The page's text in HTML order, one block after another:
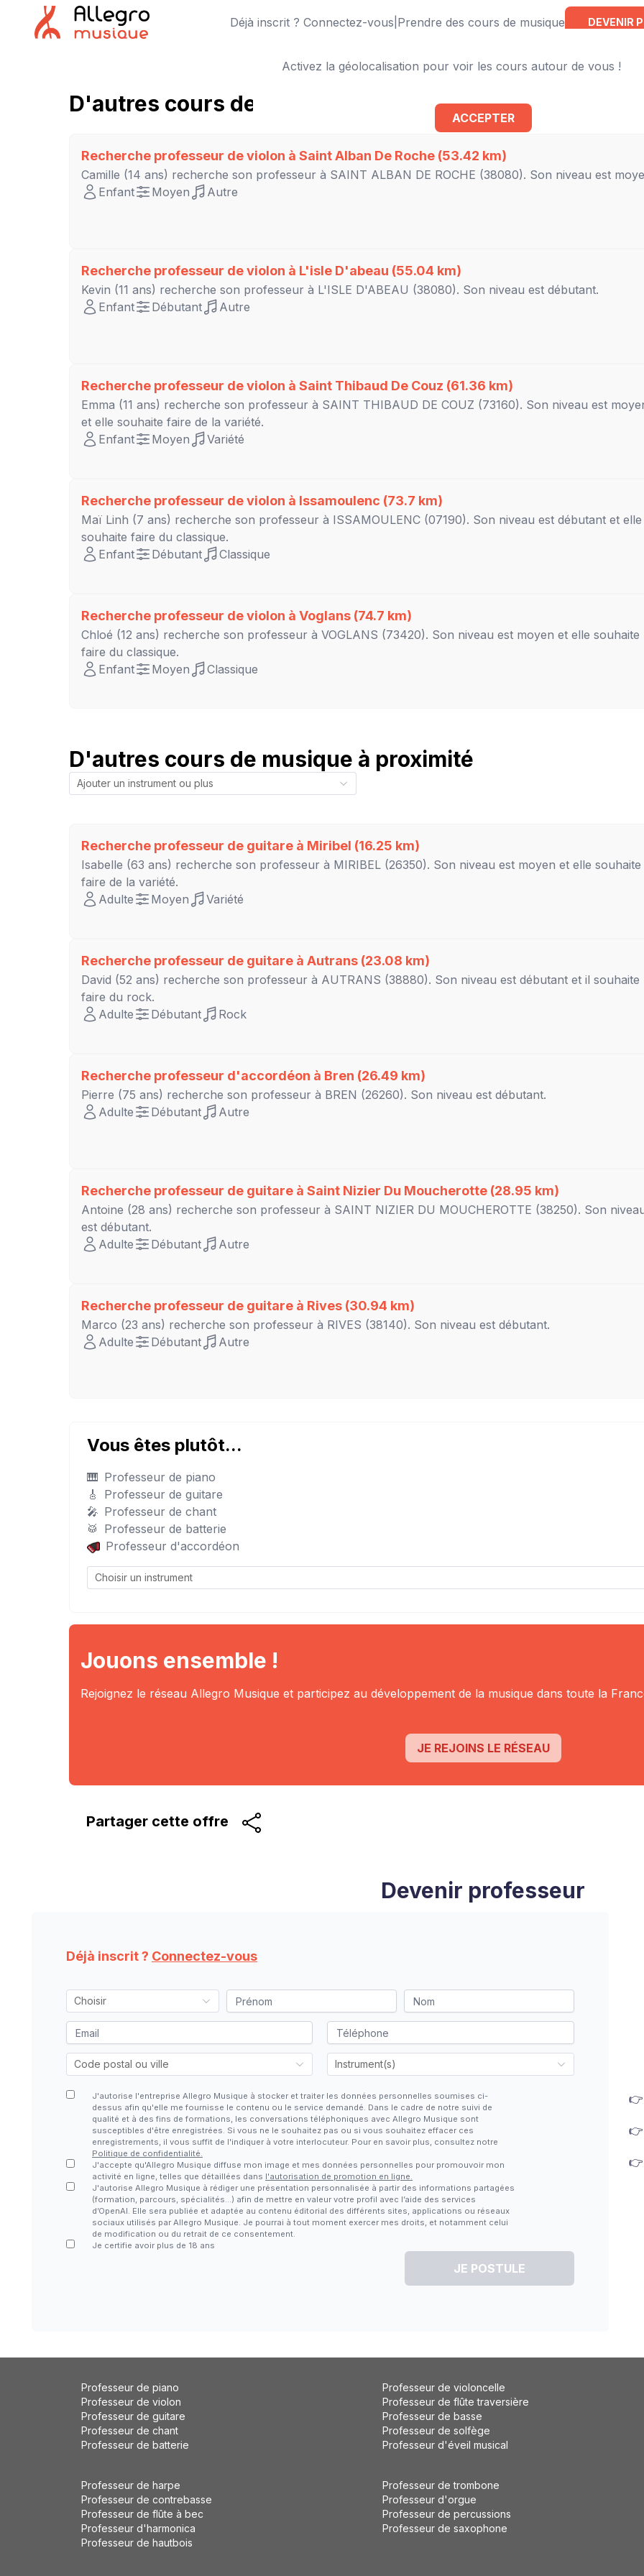
Déjà inscrit ? Connectez-vous Prendre des cours de musique DEVENIR
Activez la géolocalisation pour voir les cours autour de vous !
ACCEPTER
D'autres cours de violon à proximité
Recherche professeur de violon à Saint Alban De Roche (53.42 km)
Camille (14 ans) recherche son professeur à SAINT ALBAN DE ROCHE (38080). Son niveau est
Enfant
Moyen Autre
Recherche professeur de violon à L'isle D'abeau (55.04 km)
Kevin (11 ans) recherche son professeur à L'ISLE D'ABEAU (38080). Son niveau est débutant.
Enfant
Débutant Autre
Recherche professeur de violon à Saint Thibaud De Couz (61.36 km)
Emma (11 ans) recherche son professeur à SAINT THIBAUD DE COUZ (73160). Son niveau est
et elle souhaite faire de la variété.
Enfant
Moyen Variété
Recherche professeur de violon à Issamoulenc (73.7 km)
Maï Linh (7 ans) recherche son professeur à ISSAMOULENC (07190). Son niveau est débutant et elle
souhaite faire du classique.
Enfant
Débutant Classique
Recherche professeur de violon à Voglans (74.7 km)
Chloé (12 ans) recherche son professeur à VOGLANS (73420). Son niveau est moyen et elle souhaite
faire du classique.
Enfant
Moyen Classique
D'autres cours de musique à proximité
Recherche professeur de guitare à Miribel (16.25 km)
Isabelle (63 ans) recherche son professeur à MIRIBEL (26350). Son niveau est moyen et elle souhaite
faire de la variété.
Adulte
Moyen Variété
Recherche professeur de guitare à Autrans (23.08 km)
David (52 ans) recherche son professeur à AUTRANS (38880). Son niveau est débutant et il souhaite
faire du rock.
Adulte
Débutant Rock
Recherche professeur d'accordéon à Bren (26.49 km)
Pierre (75 ans) recherche son professeur à BREN (26260). Son niveau est débutant.
Adulte
Débutant Autre
Recherche professeur de guitare à Saint Nizier Du Moucherotte (28.95 km)
Antoine (28 ans) recherche son professeur à SAINT NIZIER DU MOUCHEROTTE (38250). Son
est débutant.
Adulte
Débutant Autre
Recherche professeur de guitare à Rives (30.94 km)
Marco (23 ans) recherche son professeur à RIVES (38140). Son niveau est débutant.
Adulte
Débutant Autre
Vous êtes plutôt...
🎹 Professeur de piano
🎸
Professeur de guitare
🎤 Professeur de chant
🥁 Professeur de batterie
Professeur d'accordéon
Jouons ensemble !
Rejoignez le réseau Allegro Musique et participez au développement de la musique dans toute la
JE REJOINS LE RÉSEAU
Partager cette offre
Devenir professeur
Déjà inscrit ? Connectez-vous
J'autorise l'entreprise Allegro Musique à stocker et traiter les données personnelles soumises ci-
dessus afin qu'elle me fournisse le contenu ou le service demandé. Dans le cadre de notre suivi de
qualité et à des fins de formations, les conversations téléphoniques avec Allegro Musique sont
susceptibles d'être enregistrées. Si vous ne le souhaitez pas ou si vous souhaitez effacer ces
enregistrements, il vous suffit de l'indiquer à votre interlocuteur. Pour en savoir plus, consultez notre
Politique de confidentialité.
J'accepte qu'Allegro Musique diffuse mon image et mes données personnelles pour promouvoir mon
activité en ligne, telles que détaillées dans l'autorisation de promotion en ligne.
J'autorise Allegro Musique à rédiger une présentation personnalisée à partir des informations partagées
(formation, parcours, spécialités…) afin de mettre en valeur votre profil avec l’aide des services
d’OpenAI. Elle sera publiée et adaptée au contenu éditorial des différents sites, applications ou réseaux
sociaux utilisés par Allegro Musique. Je pourrai à tout moment exercer mes droits, et notamment celui
de modification ou du retrait de ce consentement.
Je certifie avoir plus de 18 ans
JE POSTULE
Professeur de piano
Professeur de violon
Professeur de guitare
Professeur de chant
Professeur de batterie
Professeur de violoncelle
Professeur de flûte traversière
Professeur de basse
Professeur de solfège
Professeur d'éveil musical
Professeur de harpe
Professeur de contrebasse
Professeur de flûte à bec
Professeur d'harmonica
Professeur de hautbois
Professeur de trombone
Professeur d'orgue
Professeur de percussions
Professeur de saxophone